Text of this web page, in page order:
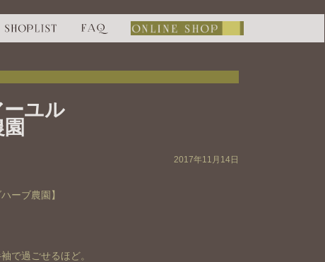
ーユル
2017年11月14日
ーブ農園】
で過ごせるほど。